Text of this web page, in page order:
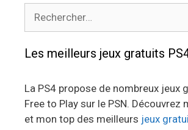
Les meilleurs jeux gratuits
La PS4 propose de nombreux jeux
Free to Play sur le PSN. Découvrez
et mon top des meilleurs jeux